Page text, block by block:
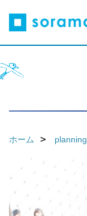
ホーム planning